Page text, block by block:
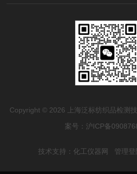
Copyright © 2026 上海泛标纺织品检测
案号：沪ICP备
技术支持： 化工仪器网 管理登